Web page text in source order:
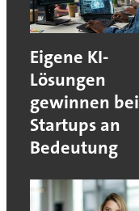
Eigene KI-
Lösungen
gewinnen bei
Startups an
Bedeutung